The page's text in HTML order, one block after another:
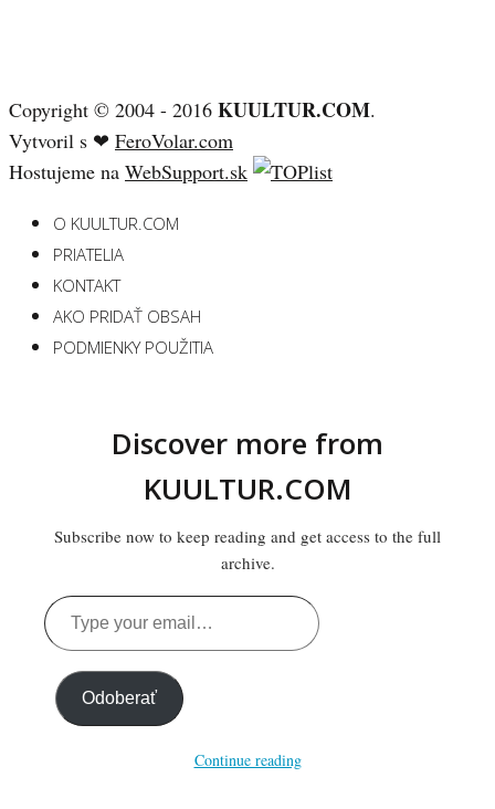
Copyright © 2004 - 2016 KUULTUR.COM.
Vytvoril s ❤ FeroVolar.com
Hostujeme na WebSupport.sk
O KUULTUR.COM
PRIATELIA
KONTAKT
AKO PRIDAŤ OBSAH
PODMIENKY POUŽITIA
Discover more from
KUULTUR.COM
Subscribe now to keep reading and get access to the full
archive.
Type
your
email…
Odoberať
Continue reading